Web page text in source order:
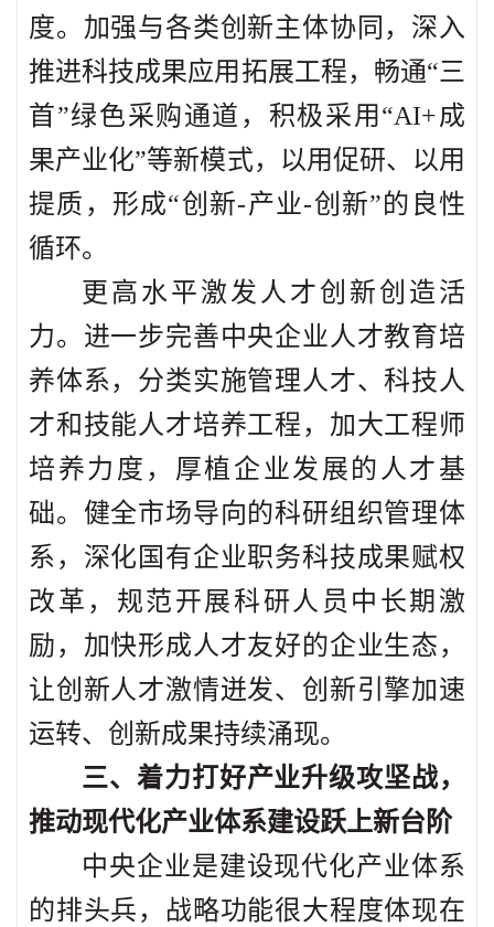
度。加强与各类创新主体协同，深入
推进科技成果应用拓展工程，畅通“三
首”绿色采购通道，积极采用“AI+成
果产业化”等新模式，以用促研、以用
提质，形成“创新-产业-创新”的良性
循环。
更高水平激发人才创新创造活
力。进一步完善中央企业人才教育培
养体系，分类实施管理人才、科技人
才和技能人才培养工程，加大工程师
培养力度，厚植企业发展的人才基
础。健全市场导向的科研组织管理体
系，深化国有企业职务科技成果赋权
改革，规范开展科研人员中长期激
励，加快形成人才友好的企业生态，
让创新人才激情迸发、创新引擎加速
运转、创新成果持续涌现。
三、着力打好产业升级攻坚战，
推动现代化产业体系建设跃上新台阶
中央企业是建设现代化产业体系
的排头兵，战略功能很大程度体现在